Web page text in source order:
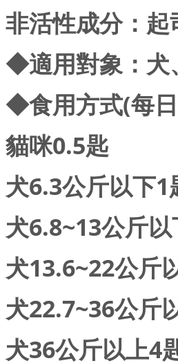
非活性成分：起
◆適用對象：犬
◆食用方式(每
貓咪0.5匙
犬6.3公斤以下1
犬6.8~13公斤
犬13.6~22公斤
犬22.7~36公斤
犬36公斤以上4